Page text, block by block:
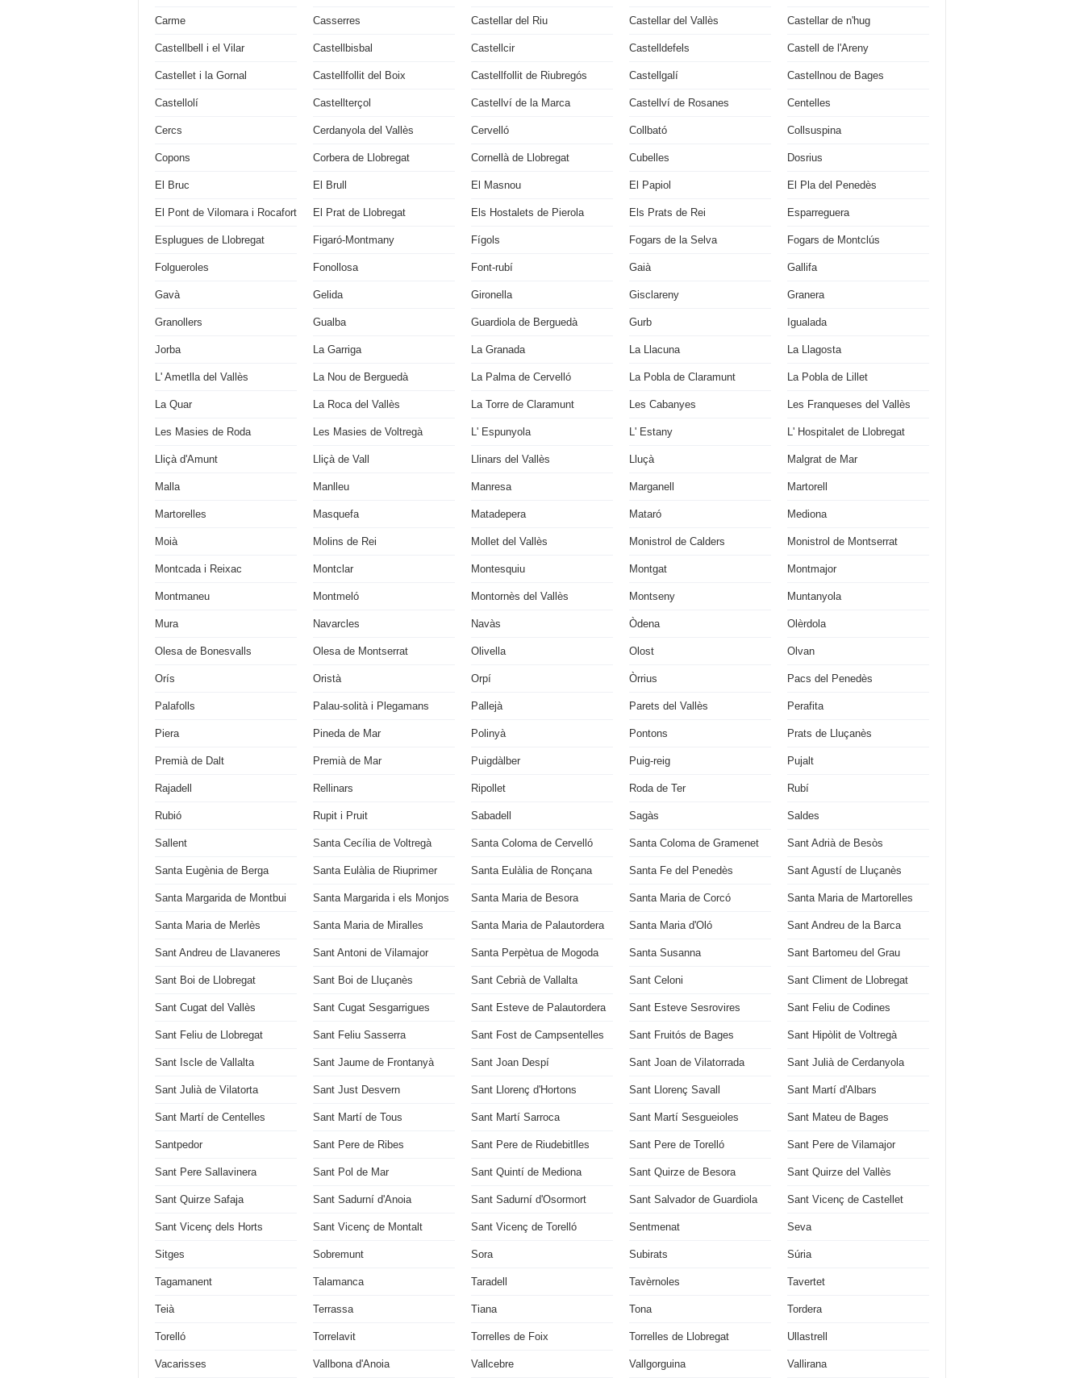
Carme Casserres Castellar del Riu Castellar del Vallès Castellar de n'hug
Castellbell i el Vilar Castellbisbal Castellcir Castelldefels Castell de l'Areny
Castellet i la Gornal Castellfollit del Boix Castellfollit de Riubregós Castellgalí Castellnou de Bages
Castellolí Castellterçol Castellví de la Marca Castellví de Rosanes Centelles
Cercs Cerdanyola del Vallès Cervelló Collbató Collsuspina
Copons Corbera de Llobregat Cornellà de Llobregat Cubelles Dosrius
El Bruc El Brull El Masnou El Papiol El Pla del Penedès
El Pont de Vilomara i Rocafort El Prat de Llobregat Els Hostalets de Pierola Els Prats de Rei Esparreguera
Esplugues de Llobregat Figaró-Montmany Fígols Fogars de la Selva Fogars de Montclús
Folgueroles Fonollosa Font-rubí Gaià Gallifa
Gavà Gelida Gironella Gisclareny Granera
Granollers Gualba Guardiola de Berguedà Gurb Igualada
Jorba La Garriga La Granada La Llacuna La Llagosta
L' Ametlla del Vallès La Nou de Berguedà La Palma de Cervelló La Pobla de Claramunt La Pobla de Lillet
La Quar La Roca del Vallès La Torre de Claramunt Les Cabanyes Les Franqueses del Vallès
Les Masies de Roda Les Masies de Voltregà L' Espunyola L' Estany L' Hospitalet de Llobregat
Lliçà d'Amunt Lliçà de Vall Llinars del Vallès Lluçà Malgrat de Mar
Malla Manlleu Manresa Marganell Martorell
Martorelles Masquefa Matadepera Mataró Mediona
Moià Molins de Rei Mollet del Vallès Monistrol de Calders Monistrol de Montserrat
Montcada i Reixac Montclar Montesquiu Montgat Montmajor
Montmaneu Montmeló Montornès del Vallès Montseny Muntanyola
Mura Navarcles Navàs Òdena Olèrdola
Olesa de Bonesvalls Olesa de Montserrat Olivella Olost Olvan
Orís Oristà Orpí Òrrius Pacs del Penedès
Palafolls Palau-solità i Plegamans Pallejà Parets del Vallès Perafita
Piera Pineda de Mar Polinyà Pontons Prats de Lluçanès
Premià de Dalt Premià de Mar Puigdàlber Puig-reig Pujalt
Rajadell Rellinars Ripollet Roda de Ter Rubí
Rubió Rupit i Pruit Sabadell Sagàs Saldes
Sallent Santa Cecília de Voltregà Santa Coloma de Cervelló Santa Coloma de Gramenet Sant Adrià de Besòs
Santa Eugènia de Berga Santa Eulàlia de Riuprimer Santa Eulàlia de Ronçana Santa Fe del Penedès Sant Agustí de Lluçanès
Santa Margarida de Montbui Santa Margarida i els Monjos Santa Maria de Besora Santa Maria de Corcó Santa Maria de Martorelles
Santa Maria de Merlès Santa Maria de Miralles Santa Maria de Palautordera Santa Maria d'Oló Sant Andreu de la Barca
Sant Andreu de Llavaneres Sant Antoni de Vilamajor Santa Perpètua de Mogoda Santa Susanna Sant Bartomeu del Grau
Sant Boi de Llobregat Sant Boi de Lluçanès Sant Cebrià de Vallalta Sant Celoni Sant Climent de Llobregat
Sant Cugat del Vallès Sant Cugat Sesgarrigues Sant Esteve de Palautordera Sant Esteve Sesrovires Sant Feliu de Codines
Sant Feliu de Llobregat Sant Feliu Sasserra Sant Fost de Campsentelles Sant Fruitós de Bages Sant Hipòlit de Voltregà
Sant Iscle de Vallalta Sant Jaume de Frontanyà Sant Joan Despí Sant Joan de Vilatorrada Sant Julià de Cerdanyola
Sant Julià de Vilatorta Sant Just Desvern Sant Llorenç d'Hortons Sant Llorenç Savall Sant Martí d'Albars
Sant Martí de Centelles Sant Martí de Tous Sant Martí Sarroca Sant Martí Sesgueioles Sant Mateu de Bages
Santpedor Sant Pere de Ribes Sant Pere de Riudebitlles Sant Pere de Torelló Sant Pere de Vilamajor
Sant Pere Sallavinera Sant Pol de Mar Sant Quintí de Mediona Sant Quirze de Besora Sant Quirze del Vallès
Sant Quirze Safaja Sant Sadurní d'Anoia Sant Sadurní d'Osormort Sant Salvador de Guardiola Sant Vicenç de Castellet
Sant Vicenç dels Horts Sant Vicenç de Montalt Sant Vicenç de Torelló Sentmenat Seva
Sitges Sobremunt Sora Subirats Súria
Tagamanent Talamanca Taradell Tavèrnoles Tavertet
Teià Terrassa Tiana Tona Tordera
Torelló Torrelavit Torrelles de Foix Torrelles de Llobregat Ullastrell
Vacarisses Vallbona d'Anoia Vallcebre Vallgorguina Vallirana